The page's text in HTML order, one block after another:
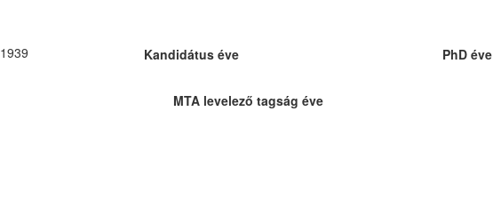
1939 Kandidátus éve PhD éve
MTA levelező tagság éve